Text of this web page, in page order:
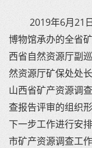
2019年6月21
博物馆承办的全省
西省自然资源厅副
然资源厅矿保处处
山西省矿产资源调
查报告评审的组织
下一步工作进行安
市矿产资源调查工